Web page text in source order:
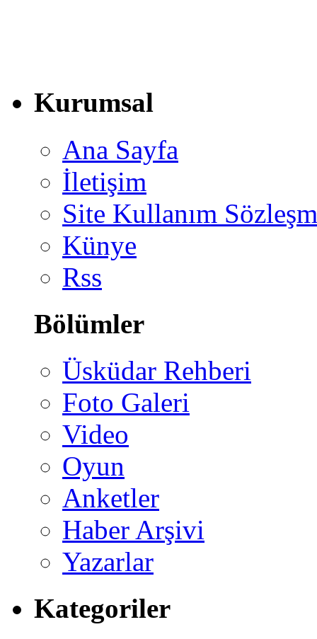
Kurumsal
Ana Sayfa
İletişim
Site Kullanım
Künye
Rss
Bölümler
Üsküdar Rehberi
Foto Galeri
Video
Oyun
Anketler
Haber Arşivi
Yazarlar
Kategoriler